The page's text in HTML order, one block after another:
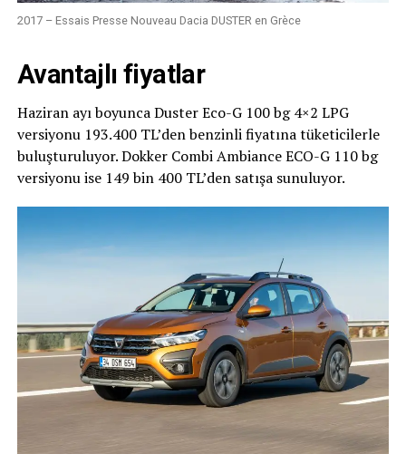
2017 – Essais Presse Nouveau Dacia DUSTER en Grèce
Avantajlı fiyatlar
Haziran ayı boyunca Duster Eco-G 100 bg 4×2 LPG
versiyonu 193.400 TL’den benzinli fiyatına tüketicilerle
buluşturuluyor. Dokker Combi Ambiance ECO-G 110 bg
versiyonu ise 149 bin 400 TL’den satışa sunuluyor.